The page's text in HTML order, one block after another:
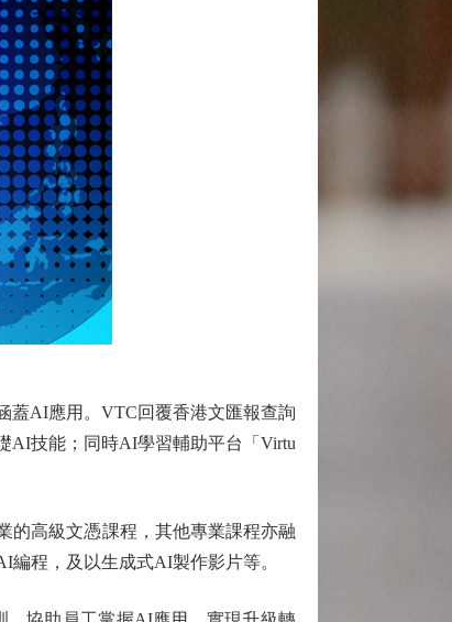
AI應用。VTC回覆香港文匯報查詢
AI技能；同時AI學習輔助平台「Virtu
高級文憑課程，其他專業課程亦融
程，及以生成式AI製作影片等。